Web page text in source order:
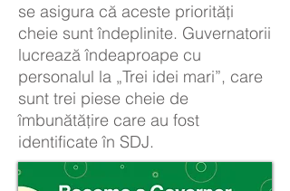
se asigura că aceste priorități
cheie sunt îndeplinite. Guvernatorii
lucrează îndeaproape cu
personalul la „Trei idei mari”, care
sunt trei piese cheie de
îmbunătățire care au fost
identificate în SDJ.